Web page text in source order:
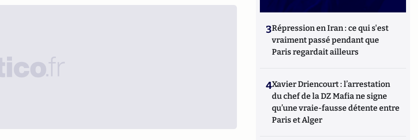
3Répression en Iran : ce qui s'est
vraiment passé pendant que
Paris regardait ailleurs
4Xavier Driencourt : l’arrestation
du chef de la DZ Mafia ne signe
qu’une vraie-fausse détente entre
Paris et Alger